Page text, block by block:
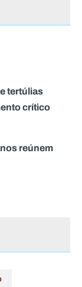
tertúlias
crítico
reúnem